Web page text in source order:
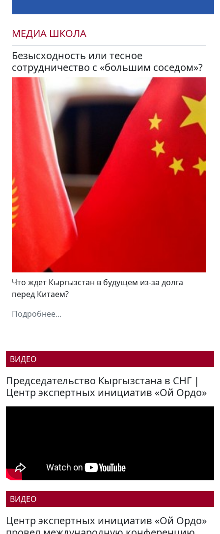
МЕДИА ШКОЛА
Безысходность или тесное
сотрудничество с «большим соседом»?
Что ждет Кыргызстан в будущем из-за долга
перед Китаем?
Подробнее...
ВИДЕО
Председательство Кыргызстана в СНГ |
Центр экспертных инициатив «Ой Ордо»
ВИДЕО
Центр экспертных инициатив «Ой Ордо»